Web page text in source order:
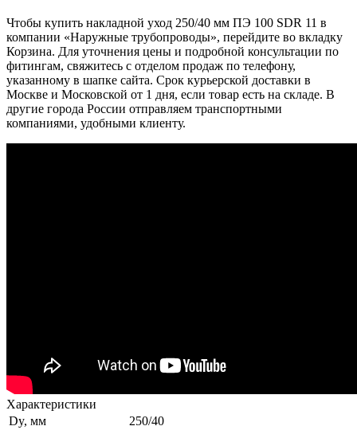
Чтобы купить накладной уход 250/40 мм ПЭ 100 SDR 11 в
компании «Наружные трубопроводы», перейдите во вкладку
Корзина. Для уточнения цены и подробной консультации по
фитингам, свяжитесь с отделом продаж по телефону,
указанному в шапке сайта. Срок курьерской доставки в
Москве и Московской от 1 дня, если товар есть на складе. В
другие города России отправляем транспортными
компаниями, удобными клиенту.
Характеристики
Dy, мм
250/40